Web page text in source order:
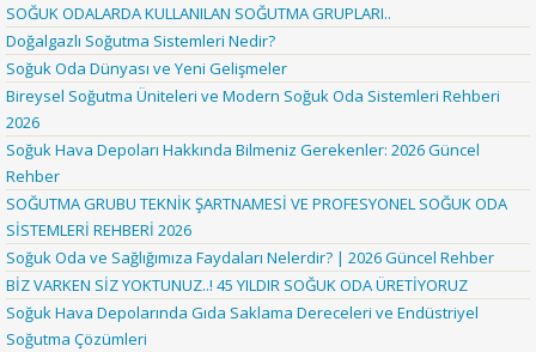
SOĞUK ODALARDA KULLANILAN SOĞUTMA GRUPLARI..
Doğalgazlı Soğutma Sistemleri Nedir?
Soğuk Oda Dünyası ve Yeni Gelişmeler
Bireysel Soğutma Üniteleri ve Modern Soğuk Oda Sistemleri Rehberi
2026
Soğuk Hava Depoları Hakkında Bilmeniz Gerekenler: 2026 Güncel
Rehber
SOĞUTMA GRUBU TEKNİK ŞARTNAMESİ VE PROFESYONEL SOĞUK ODA
SİSTEMLERİ REHBERİ 2026
Soğuk Oda ve Sağlığımıza Faydaları Nelerdir? | 2026 Güncel Rehber
BİZ VARKEN SİZ YOKTUNUZ..! 45 YILDIR SOĞUK ODA ÜRETİYORUZ
Soğuk Hava Depolarında Gıda Saklama Dereceleri ve Endüstriyel
Soğutma Çözümleri